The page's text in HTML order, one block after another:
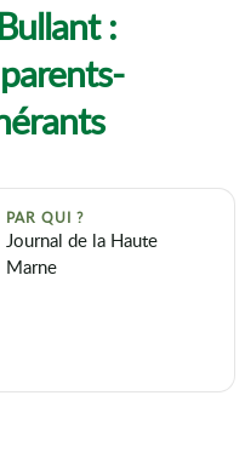
:
PAR QUI ?
Journal de la Haute
Marne